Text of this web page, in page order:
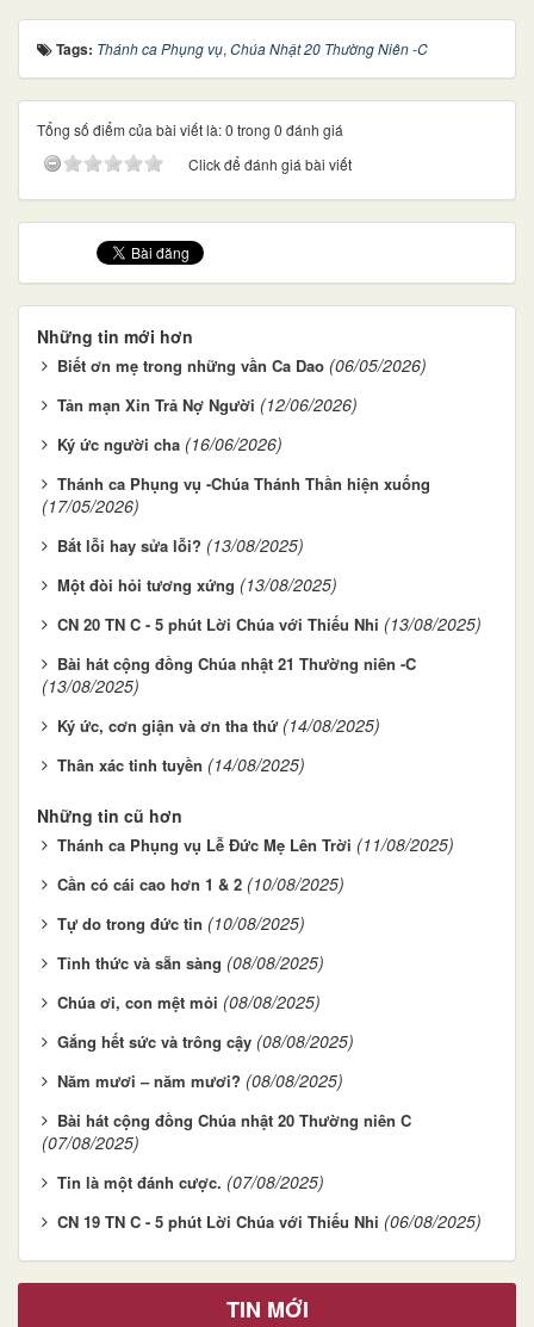
Tags: Thánh ca Phụng vụ, Chúa Nhật 20 Thường Niên -C
Tổng số điểm của bài viết là: 0 trong 0 đánh giá
Click để đánh giá bài viết
Những tin mới hơn
Biết ơn mẹ trong những vần Ca Dao (06/05/2026)
Tản mạn Xin Trả Nợ Người (12/06/2026)
Ký ức người cha (16/06/2026)
Thánh ca Phụng vụ -Chúa Thánh Thần hiện xuống
(17/05/2026)
Bắt lỗi hay sửa lỗi? (13/08/2025)
Một đòi hỏi tương xứng (13/08/2025)
CN 20 TN C - 5 phút Lời Chúa với Thiếu Nhi (13/08/2025)
Bài hát cộng đồng Chúa nhật 21 Thường niên -C
(13/08/2025)
Ký ức, cơn giận và ơn tha thứ (14/08/2025)
Thân xác tinh tuyền (14/08/2025)
Những tin cũ hơn
Thánh ca Phụng vụ Lễ Đức Mẹ Lên Trời (11/08/2025)
Cần có cái cao hơn 1 & 2 (10/08/2025)
Tự do trong đức tin (10/08/2025)
Tỉnh thức và sẵn sàng (08/08/2025)
Chúa ơi, con mệt mỏi (08/08/2025)
Gắng hết sức và trông cậy (08/08/2025)
Năm mươi – năm mươi? (08/08/2025)
Bài hát cộng đồng Chúa nhật 20 Thường niên C
(07/08/2025)
Tin là một đánh cược. (07/08/2025)
CN 19 TN C - 5 phút Lời Chúa với Thiếu Nhi (06/08/2025)
TIN MỚI